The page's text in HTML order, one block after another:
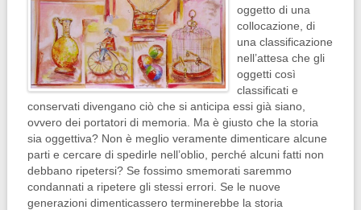
oggetto di una
collocazione, di
una classificazione
nell’attesa che gli
oggetti così
classificati e
conservati divengano ciò che si anticipa essi già siano,
ovvero dei portatori di memoria. Ma è giusto che la storia
sia oggettiva? Non è meglio veramente dimenticare alcune
parti e cercare di spedirle nell’oblio, perché alcuni fatti non
debbano ripetersi? Se fossimo smemorati saremmo
condannati a ripetere gli stessi errori. Se le nuove
generazioni dimenticassero terminerebbe la storia